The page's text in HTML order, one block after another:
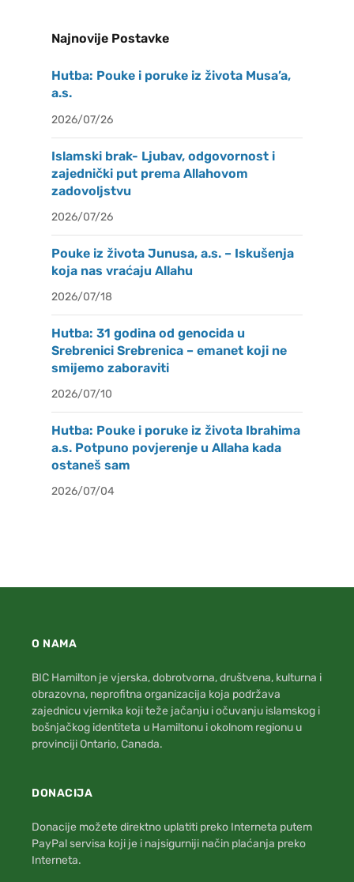
Najnovije Postavke
Hutba: Pouke i poruke iz života Musa’a,
a.s.
2026/07/26
Islamski brak- Ljubav, odgovornost i
zajednički put prema Allahovom
zadovoljstvu
2026/07/26
Pouke iz života Junusa, a.s. – Iskušenja
koja nas vraćaju Allahu
2026/07/18
Hutba: 31 godina od genocida u
Srebrenici Srebrenica – emanet koji ne
smijemo zaboraviti
2026/07/10
Hutba: Pouke i poruke iz života Ibrahima
a.s. Potpuno povjerenje u Allaha kada
ostaneš sam
2026/07/04
O NAMA
BIC Hamilton je vjerska, dobrotvorna, društvena, kulturna i
obrazovna, neprofitna organizacija koja podržava
zajednicu vjernika koji teže jačanju i očuvanju islamskog i
bošnjačkog identiteta u Hamiltonu i okolnom regionu u
provinciji Ontario, Canada.
DONACIJA
Donacije možete direktno uplatiti preko Interneta putem
PayPal servisa koji je i najsigurniji način plaćanja preko
Interneta.